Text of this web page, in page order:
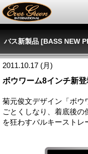
バス新製品 [BASS NEW
2011.10.17 (月)
ボウワーム8インチ新登
菊元俊文デザイン「ボウ
ごとくしなり、着底後の
を狂わすバルキーストレ